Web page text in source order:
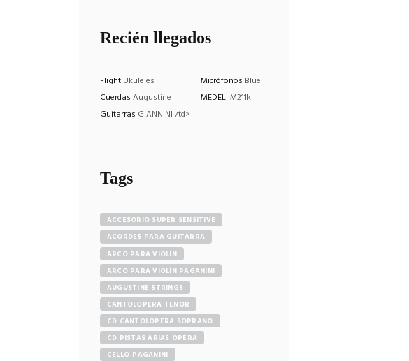
Recién llegados
Flight Ukuleles Micrófonos Blue
Cuerdas Augustine MEDELI M211k
Guitarras GIANNINI /td>
Tags
ACCESORIO SUPER SENSITIVE
ACORDES PARA GUITARRA
ARCO PARA VIOLÍN
ARCO PARA VIOLÍN PAGANINI
AUGUSTINE STRINGS
CANTOLOPERA TENOR
CD CANTOLOPERA SOPRANO
CD PISTAS ARIAS OPERA
CELLO-PAGANINI